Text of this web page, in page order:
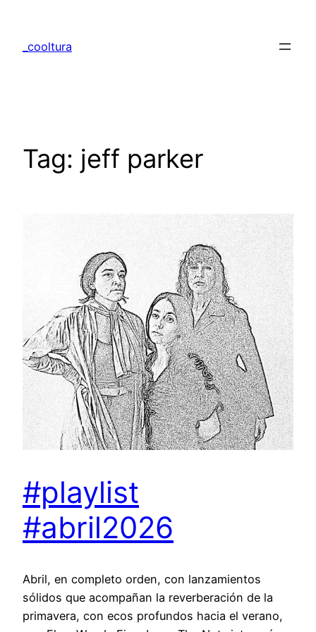
content
_cooltura
Tag: jeff parker
#playlist
#abril2026
Abril, en completo orden, con lanzamientos
sólidos que acompañan la reverberación de la
primavera, con ecos profundos hacia el verano,